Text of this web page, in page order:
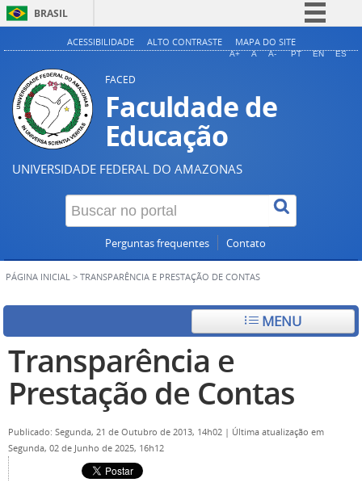
BRASIL
Simplifique!
Acesso à informação
Canais
ACESSIBILIDADE ALTO CONTRASTE MAPA DO SITE
A+ A A- PT EN ES
FACED
Faculdade de
Educação
UNIVERSIDADE FEDERAL DO AMAZONAS
Perguntas frequentes Contato
PÁGINA INICIAL > TRANSPARÊNCIA E PRESTAÇÃO DE CONTAS
MENU
Transparência e
Prestação de Contas
Publicado: Segunda, 21 de Outubro de 2013, 14h02 | Última atualização em
Segunda, 02 de Junho de 2025, 16h12